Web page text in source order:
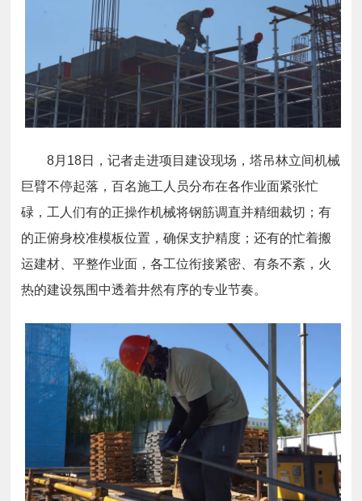
8月18日，记者走进项目建设现场，塔吊林立间机械
巨臂不停起落，百名施工人员分布在各作业面紧张忙
碌，工人们有的正操作机械将钢筋调直并精细裁切；有
的正俯身校准模板位置，确保支护精度；还有的忙着搬
运建材、平整作业面，各工位衔接紧密、有条不紊，火
热的建设氛围中透着井然有序的专业节奏。